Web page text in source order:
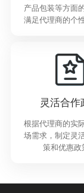
产品包装等方面
满足代理商的个
灵活合作
根据代理商的实
场需求，制定灵
策和优惠政